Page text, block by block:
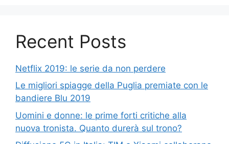
Recent Posts
Netflix 2019: le serie da non perdere
Le migliori spiagge della Puglia premiate con le
bandiere Blu 2019
Uomini e donne: le prime forti critiche alla
nuova tronista. Quanto durerà sul trono?